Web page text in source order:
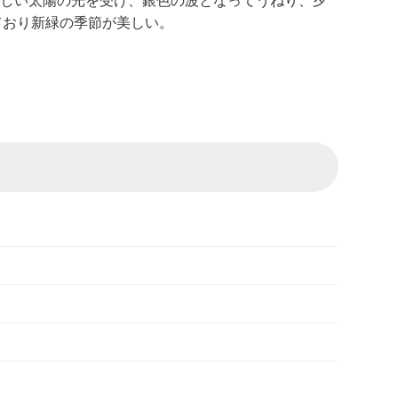
り新緑の季節が美しい。